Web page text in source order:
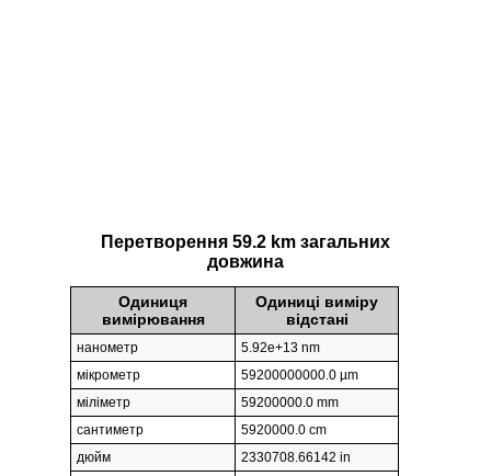
Перетворення 59.2 km загальних
довжина
Одиниця
вимірювання
Одиниці виміру
відстані
нанометр
5.92e+13 nm
мікрометр
59200000000.0 µm
міліметр
59200000.0 mm
сантиметр
5920000.0 cm
дюйм
2330708.66142 in